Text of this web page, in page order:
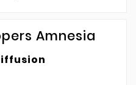
Amnesia